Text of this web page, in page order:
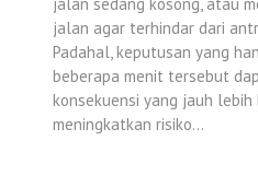
jalan agar terhindar dari
Padahal, keputusan yang
beberapa menit tersebut
konsekuensi yang jauh lebih
meningkatkan risiko…